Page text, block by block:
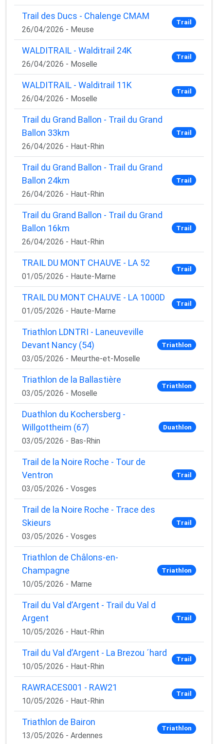
Trail des Ducs - Chalenge CMAM
26/04/2026 - Meuse
Trail
WALDITRAIL - Walditrail 24K
26/04/2026 - Moselle
Trail
WALDITRAIL - Walditrail 11K
26/04/2026 - Moselle
Trail
Trail du Grand Ballon - Trail du Grand
Ballon 33km
26/04/2026 - Haut-Rhin
Trail
Trail du Grand Ballon - Trail du Grand
Ballon 24km
26/04/2026 - Haut-Rhin
Trail
Trail du Grand Ballon - Trail du Grand
Ballon 16km
26/04/2026 - Haut-Rhin
Trail
TRAIL DU MONT CHAUVE - LA 52
01/05/2026 - Haute-Marne
Trail
TRAIL DU MONT CHAUVE - LA 1000D
01/05/2026 - Haute-Marne
Trail
Triathlon LDNTRI - Laneuveville
Devant Nancy (54)
03/05/2026 - Meurthe-et-Moselle
Triathlon
Triathlon de la Ballastière
03/05/2026 - Moselle
Triathlon
Duathlon du Kochersberg -
Willgottheim (67)
03/05/2026 - Bas-Rhin
Duathlon
Trail de la Noire Roche - Tour de
Ventron
03/05/2026 - Vosges
Trail
Trail de la Noire Roche - Trace des
Skieurs
03/05/2026 - Vosges
Trail
Triathlon de Châlons-en-
Champagne
10/05/2026 - Marne
Triathlon
Trail du Val d’Argent - Trail du Val d
Argent
10/05/2026 - Haut-Rhin
Trail
Trail du Val d’Argent - La Brezou ´hard
10/05/2026 - Haut-Rhin
Trail
RAWRACES001 - RAW21
10/05/2026 - Haut-Rhin
Trail
Triathlon de Bairon
13/05/2026 - Ardennes
Triathlon